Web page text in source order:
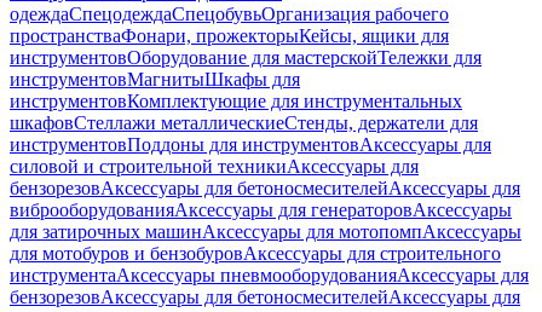
одеждаСпецодеждаСпецобувьОрганизация рабочего
пространстваФонари, прожекторыКейсы, ящики для
инструментовОборудование для мастерскойТележки для
инструментовМагнитыШкафы для
инструментовКомплектующие для инструментальных
шкафовСтеллажи металлическиеСтенды, держатели для
инструментовПоддоны для инструментовАксессуары для
силовой и строительной техникиАксессуары для
бензорезовАксессуары для бетоносмесителейАксессуары для
виброоборудованияАксессуары для генераторовАксессуары
для затирочных машинАксессуары для мотопомпАксессуары
для мотобуров и бензобуровАксессуары для строительного
инструментаАксессуары пневмооборудованияАксессуары для
бензорезовАксессуары для бетоносмесителейАксессуары для